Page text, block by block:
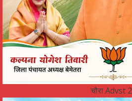
चौरा Advst 2